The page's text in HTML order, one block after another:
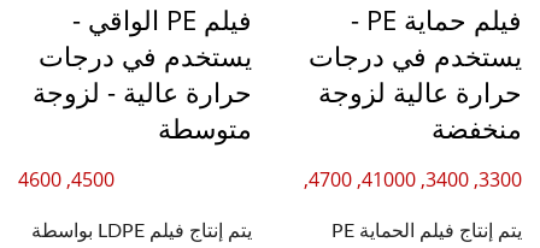
فيلم حماية PE -
يستخدم في درجات
حرارة عالية لزوجة
منخفضة
3300, 3400, 41000, 4700,
يتم إنتاج فيلم الحماية PE
فيلم PE الواقي -
يستخدم في درجات
حرارة عالية - لزوجة
متوسطة
4500, 4600
يتم إنتاج فيلم LDPE بواسطة